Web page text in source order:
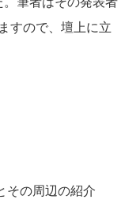
すので、壇上に立
その周辺の紹介